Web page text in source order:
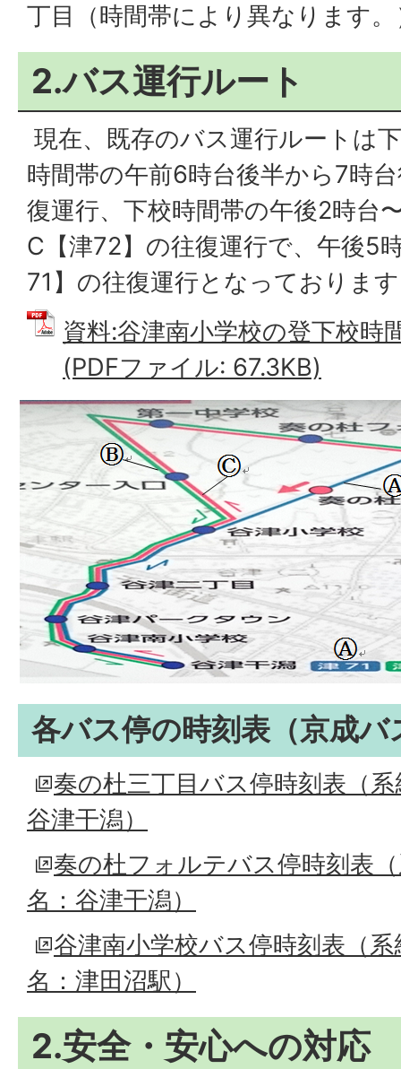
丁目（時間帯により異なります。
2.バス運行ルート
現在、既存のバス運行ルートは
時間帯の午前6時台後半から7時
復運行、下校時間帯の午後2時台
C【津72】の往復運行で、午後5
71】の往復運行となっておりま
資料:谷津南小学校の登下校時
(PDFファイル: 67.3KB)
各バス停の時刻表（京成バ
奏の杜三丁目バス停時刻表（
谷津干潟）
奏の杜フォルテバス停時刻表
名：谷津干潟）
谷津南小学校バス停時刻表（
名：津田沼駅）
2.安全・安心への対応